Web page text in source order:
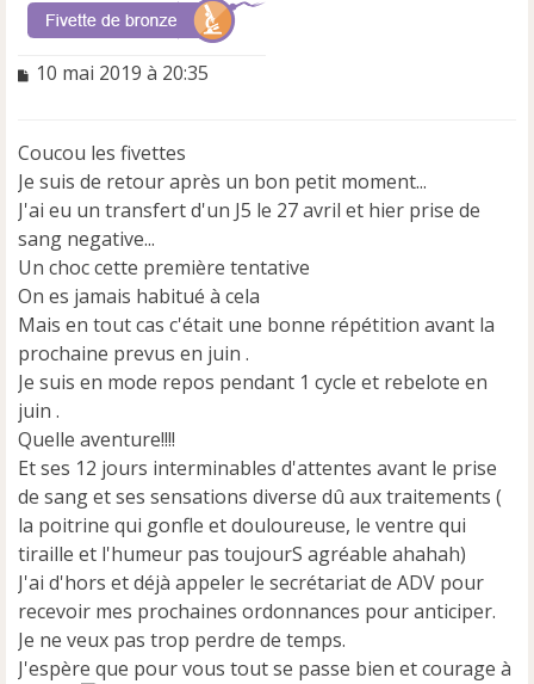
M
a
g
e
n
o
n
l
u
10 mai 2019 à 20:35
Coucou les fivettes
Je suis de retour après un bon petit moment...
J'ai eu un transfert d'un J5 le 27 avril et hier prise de
sang negative...
Un choc cette première tentative
On es jamais habitué à cela
Mais en tout cas c'était une bonne répétition avant la
prochaine prevus en juin .
Je suis en mode repos pendant 1 cycle et rebelote en
juin .
Quelle aventure!!!!
Et ses 12 jours interminables d'attentes avant le prise
de sang et ses sensations diverse dû aux traitements (
la poitrine qui gonfle et douloureuse, le ventre qui
tiraille et l'humeur pas toujourS agréable ahahah)
J'ai d'hors et déjà appeler le secrétariat de ADV pour
recevoir mes prochaines ordonnances pour anticiper.
Je ne veux pas trop perdre de temps.
J'espère que pour vous tout se passe bien et courage à